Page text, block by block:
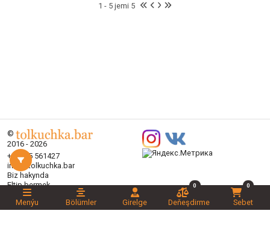
1 - 5 jemi 5
©
2016 - 2026
+99365 561427
info@tolkuchka.bar
Biz hakynda
Eltip bermek
Makalalar
Brendler
Menýu Bölümler Girelge
0
Deňeşdirme
0
Sebet